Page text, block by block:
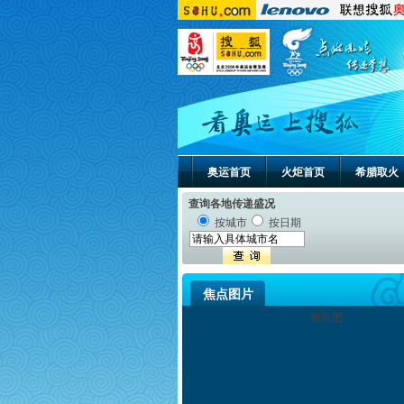
奥运首页 火炬首页 希腊取火
查询各地传递盛况
按城市
按日期
焦点图片
焦点图